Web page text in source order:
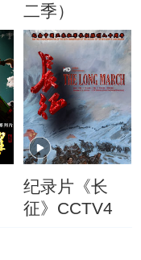
二季）
纪录片《长
征》CCTV4